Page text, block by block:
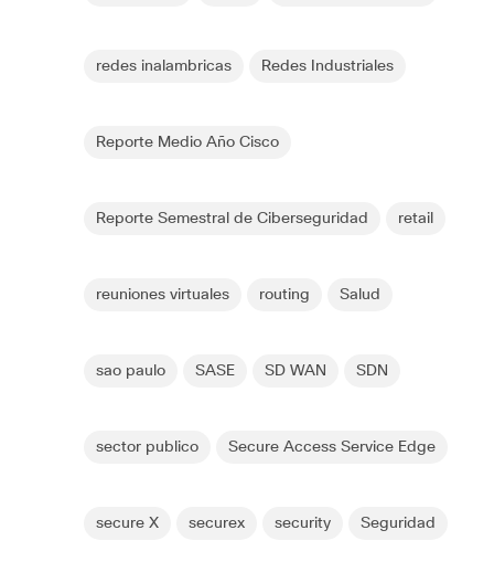
redes inalambricas Redes Industriales
Reporte Medio Año Cisco
Reporte Semestral de Ciberseguridad retail
reuniones virtuales routing Salud
sao paulo SASE SD WAN SDN
sector publico Secure Access Service Edge
secure X securex security Seguridad